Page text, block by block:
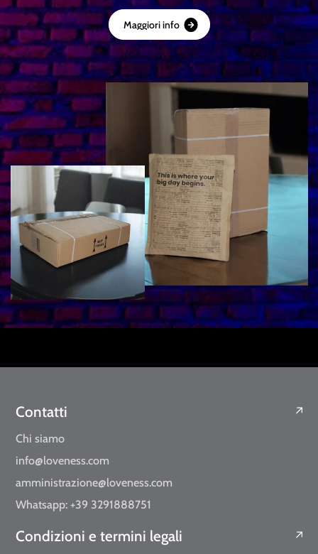
Maggioriinfo
Contatti
Chi siamo
info@loveness.com
amministrazione@loveness.com
Whatsapp: +39 3291888751
Condizioni e termini legali